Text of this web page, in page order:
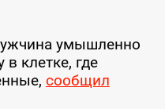
умышленно
клетке, где
сообщил